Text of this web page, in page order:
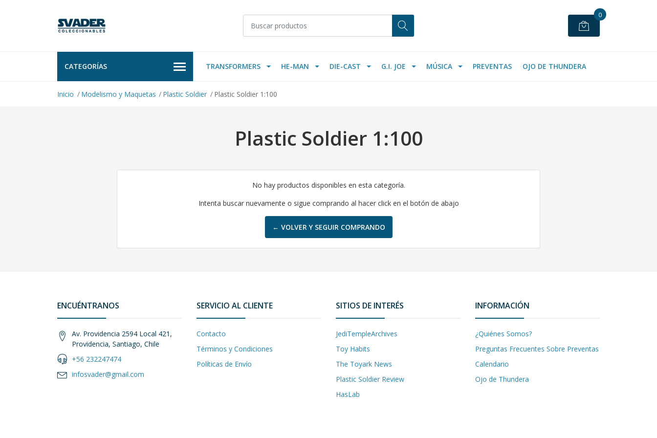
0
CATEGORÍAS TRANSFORMERS HE-MAN DIE-CAST G.I. JOE MÚSICA PREVENTAS OJO DE THUNDERA
Inicio Modelismo y Maquetas Plastic Soldier Plastic Soldier 1:100
Plastic Soldier 1:100
No hay productos disponibles en esta categoría.
Intenta buscar nuevamente o sigue comprando al hacer click en el botón de abajo
← VOLVER Y SEGUIR COMPRANDO
ENCUÉNTRANOS
Av. Providencia 2594 Local 421,
Providencia, Santiago, Chile
+56 232247474
infosvader@gmail.com
SERVICIO AL CLIENTE
Contacto
Términos y Condiciones
Políticas de Envío
SITIOS DE INTERÉS
JediTempleArchives
Toy Habits
The Toyark News
Plastic Soldier Review
HasLab
INFORMACIÓN
¿Quiénes Somos?
Preguntas Frecuentes Sobre Preventas
Calendario
Ojo de Thundera